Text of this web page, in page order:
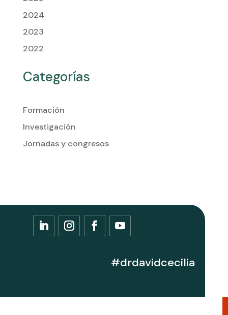
2024
2023
2022
Categorías
Formación
Investigación
Jornadas y congresos
#drdavidcecilia